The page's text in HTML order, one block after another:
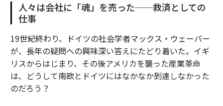
人々は会社に「魂」を売った──救済としての
仕事
19世紀終わり、ドイツの社会学者マックス・ウェーバー
が、長年の疑問への興味深い答えにたどり着いた。イギ
リスからはじまり、その後アメリカを襲った産業革命
は、どうして南欧とドイツにはなかなか到達しなかった
のだろう？